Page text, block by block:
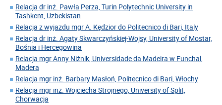
Relacja dr inż. Pawła Perza, Turin Polytechnic University in
Tashkent, Uzbekistan
Relacja z wyjazdu mgr A. Kędzior do Politecnico di Bari, Italy
Relacja dr inż. Agaty Skwarczyńskiej-Wojsy, University of Mostar,
Bośnia i Hercegowina
Relacja mgr Anny Niżnik, Universidade da Madeira w Funchal,
Madera
Relacja mgr inż. Barbary Masłoń, Politecnico di Bari, Włochy
Relacja mgr inż. Wojciecha Strojnego, University of Split,
Chorwacja